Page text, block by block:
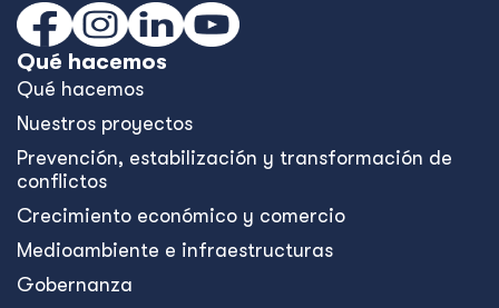
Qué hacemos
Qué hacemos
Nuestros proyectos
Prevención, estabilización y transformación de
conflictos
Crecimiento económico y comercio
Medioambiente e infraestructuras
Gobernanza